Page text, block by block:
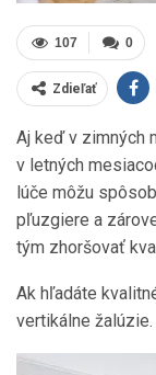
0
107
Zdieľať
Aj keď v zimných
v letných
lúče môžu
pľuzgiere a
tým zhoršovať
Ak hľadáte
vertikálne